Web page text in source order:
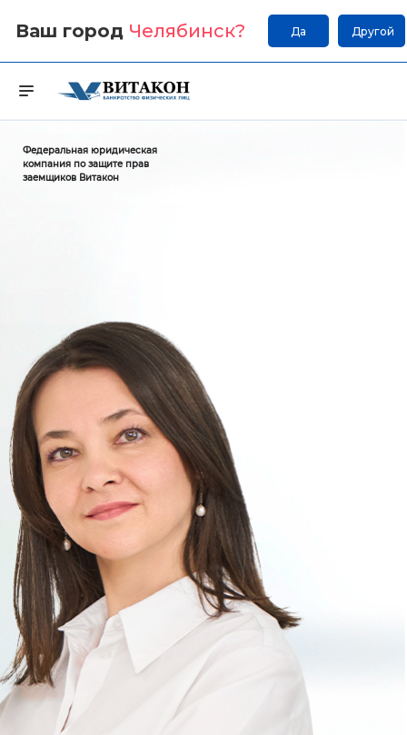
Ваш город Челябинск? Да Другой
Федеральная юридическая
компания по защите прав
заемщиков Витакон